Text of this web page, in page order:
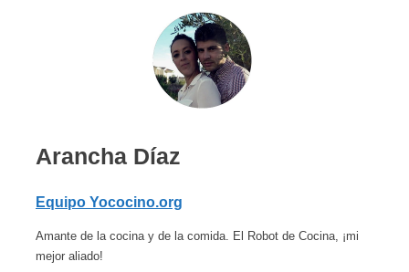
Arancha Díaz
Equipo Yococino.org
Amante de la cocina y de la comida. El Robot de Cocina, ¡mi
mejor aliado!